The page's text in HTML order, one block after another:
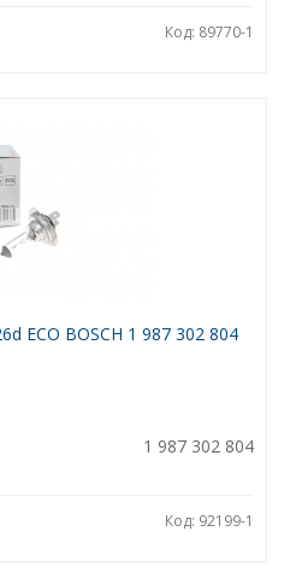
Код: 89770-1
ECO BOSCH 1 987 302 804
1 987 302 804
Код: 92199-1